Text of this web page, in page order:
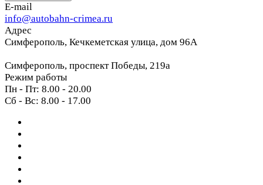
E-mail
info@autobahn-crimea.ru
Адрес
Симферополь, Кечкеметская улица, дом 96А
Симферополь, проспект Победы, 219а
Режим работы
Пн - Пт: 8.00 - 20.00
Сб - Вс: 8.00 - 17.00